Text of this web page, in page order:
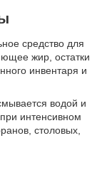
средство для
жир, остатки
инвентаря и
водой и
интенсивном
столовых,